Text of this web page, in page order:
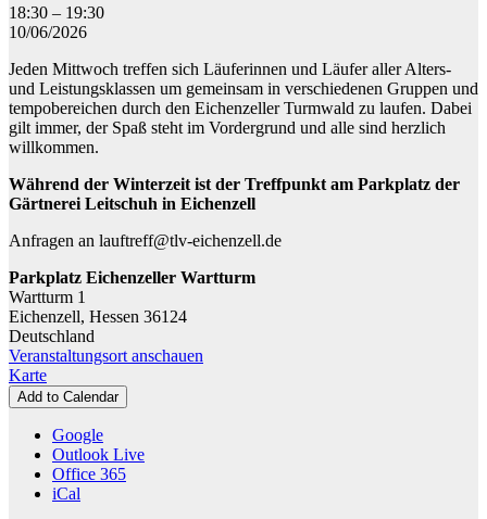
Lauftreff
-
am
Eichenzeller
Türmchen
18:30 – 19:30
10/06/2026
Jeden Mittwoch treffen sich Läuferinnen und Läufer aller Alters-
und Leistungsklassen um gemeinsam in verschiedenen Gruppen und
tempobereichen durch den Eichenzeller Turmwald zu laufen. Dabei
gilt immer, der Spaß steht im Vordergrund und alle sind herzlich
willkommen.
Während der Winterzeit ist der Treffpunkt am Parkplatz der
Gärtnerei Leitschuh in Eichenzell
Anfragen an lauftreff@tlv-eichenzell.de
Parkplatz Eichenzeller Wartturm
Wartturm 1
Eichenzell, Hessen 36124
Deutschland
Veranstaltungsort anschauen
KarteParkplatz
Eichenzeller
Wartturm
Add to Calendar
Google
Outlook Live
Office 365
iCal